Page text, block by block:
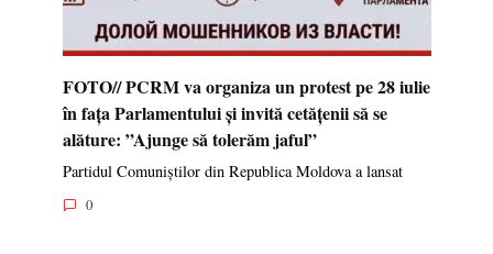
FOTO// PCRM va organiza un protest pe 28 iulie
în fața Parlamentului și invită cetățenii să se
alăture: ”Ajunge să tolerăm jaful”
Partidul Comuniștilor din Republica Moldova a lansat
0